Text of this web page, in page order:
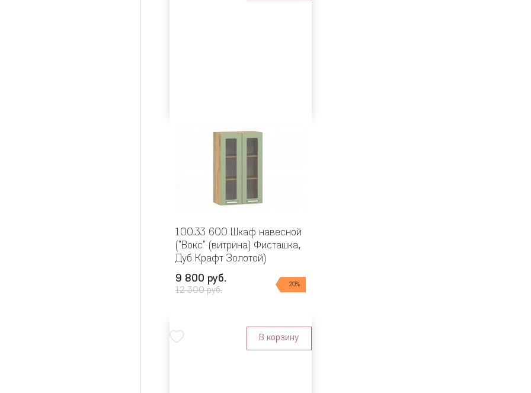
100.33 600 Шкаф навесной
("Вокс" (витрина) Фисташка,
Дуб Крафт Золотой)
9 800 руб.
12 300 руб.
20%
В корзину